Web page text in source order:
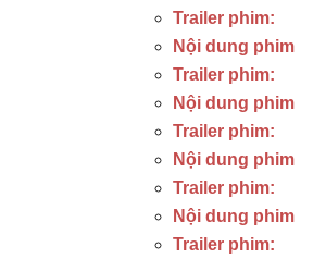
Trailer phim:
Nội dung phim
Trailer phim:
Nội dung phim
Trailer phim:
Nội dung phim
Trailer phim:
Nội dung phim
Trailer phim: